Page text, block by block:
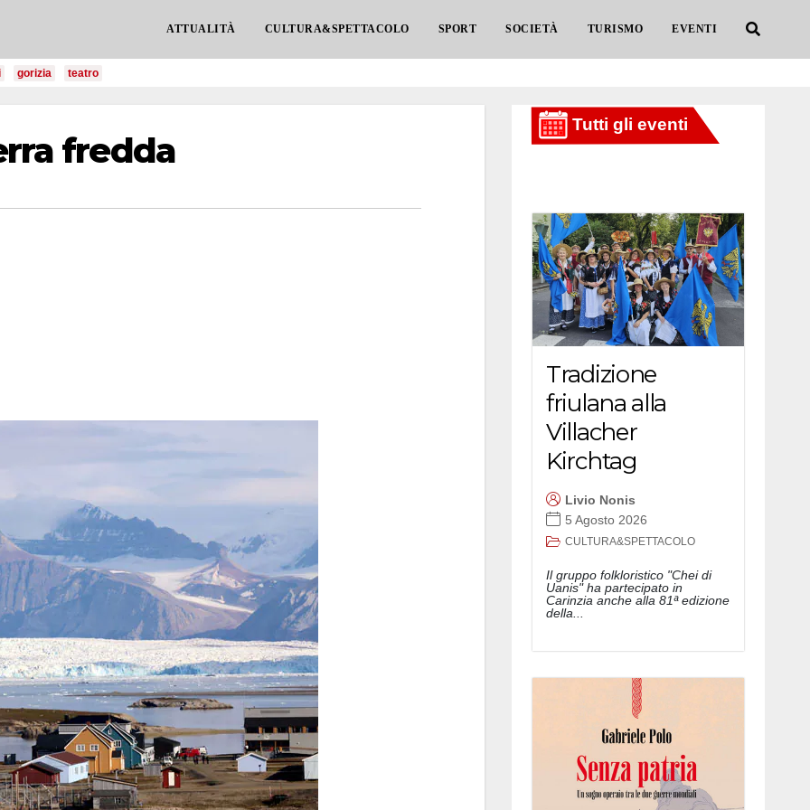
ATTUALITÀ CULTURA&SPETTACOLO SPORT SOCIETÀ TURISMO EVENTI
gorizia teatro
fredda
Tradizione
friulana alla
Villacher
Kirchtag
Livio Nonis
5 Agosto 2026
CULTURA&SPETTACOLO
Il gruppo folkloristico "Chei di
Uanis" ha partecipato in
Carinzia anche alla 81ª edizione
della...